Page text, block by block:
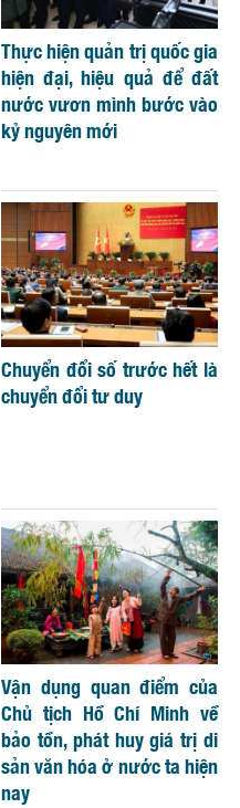
Thực hiện quản trị quốc gia
hiện đại, hiệu quả để đất
nước vươn mình bước vào
kỷ nguyên mới
Chuyển đổi số trước hết là
chuyển đổi tư duy
Vận dụng quan điểm của
Chủ tịch Hồ Chí Minh về
bảo tồn, phát huy giá trị di
sản văn hóa ở nước ta hiện
nay